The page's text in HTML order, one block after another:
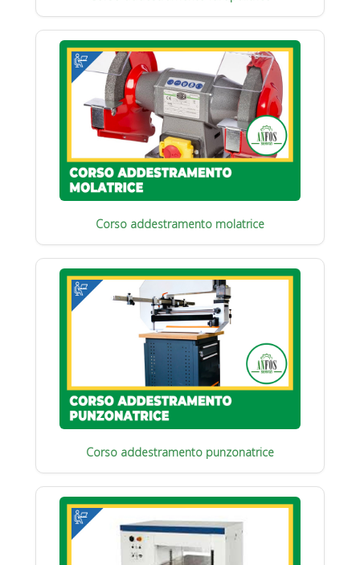
Corso addestramento molatrice
Corso addestramento punzonatrice